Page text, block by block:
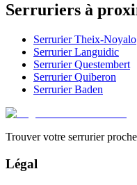
Serruriers à
SerrurierTheix-Noyalo
SerrurierLanguidic
SerrurierQuestembert
SerrurierQuiberon
SerrurierBaden
Trouver votre serrurier
Légal